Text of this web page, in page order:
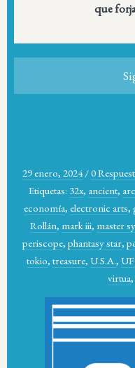
que
29 enero, 2024 /0
Etiquetas: 32x, ancient,
economía, electronic arts,
Rollán, mark iii, master
periscope, phantasy star,
tokio, treasure, U.S.A.,
virtua,